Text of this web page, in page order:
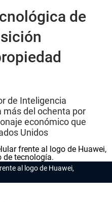
de
de Inteligencia
más del ochenta por
económico que
Unidos
al logo de Huawei,